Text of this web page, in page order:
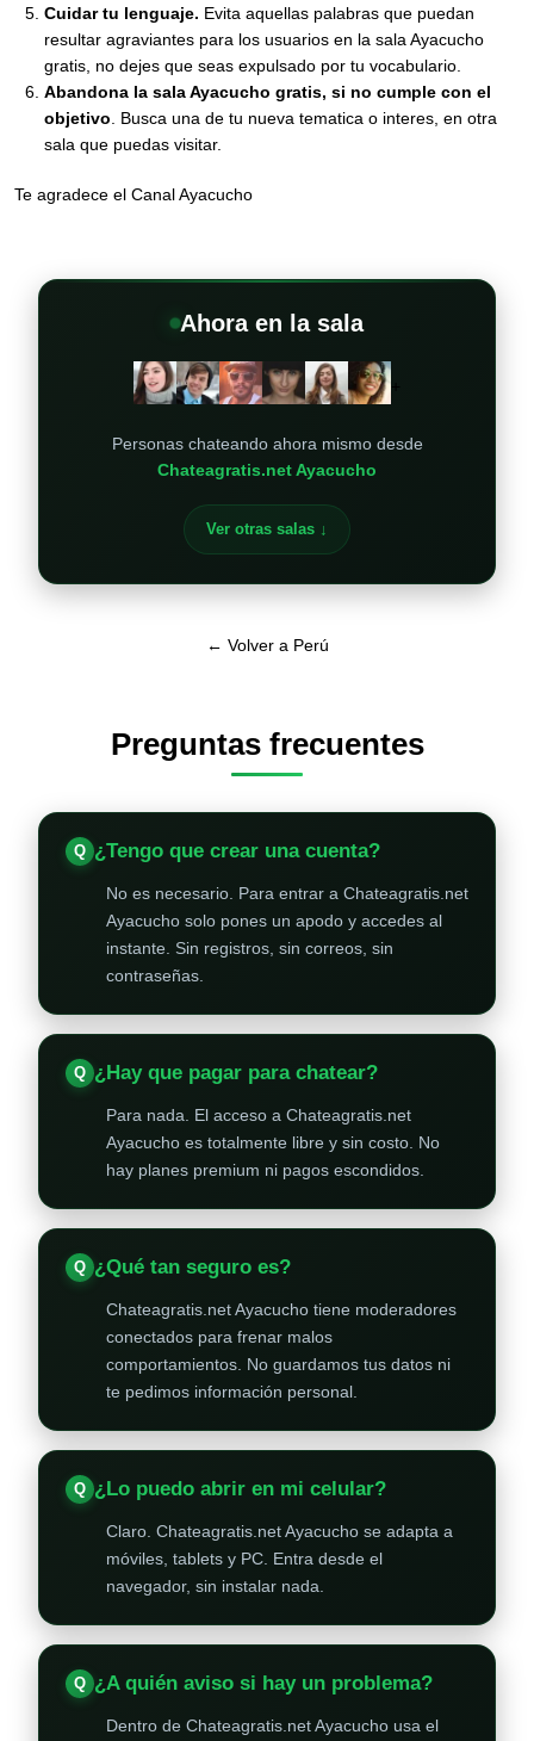
Cuidar tu lenguaje. Evita aquellas palabras que puedan
resultar agraviantes para los usuarios en la sala Ayacucho
gratis, no dejes que seas expulsado por tu vocabulario.
Abandona la sala Ayacucho gratis, si no cumple con el
objetivo . Busca una de tu nueva tematica o interes, en otra
sala que puedas visitar.
Te agradece el Canal Ayacucho
Ahora en la sala
Personas chateando ahora mismo desde
Chateagratis.net Ayacucho
Ver otras salas ↓
← Volver a Perú
Preguntas frecuentes
¿Tengo que crear una cuenta?
No es necesario. Para entrar a Chateagratis.net
Ayacucho solo pones un apodo y accedes al
instante. Sin registros, sin correos, sin
contraseñas.
¿Hay que pagar para chatear?
Para nada. El acceso a Chateagratis.net
Ayacucho es totalmente libre y sin costo. No
hay planes premium ni pagos escondidos.
¿Qué tan seguro es?
Chateagratis.net Ayacucho tiene moderadores
conectados para frenar malos
comportamientos. No guardamos tus datos ni
te pedimos información personal.
¿Lo puedo abrir en mi celular?
Claro. Chateagratis.net Ayacucho se adapta a
móviles, tablets y PC. Entra desde el
navegador, sin instalar nada.
¿A quién aviso si hay un problema?
Dentro de Chateagratis.net Ayacucho usa el